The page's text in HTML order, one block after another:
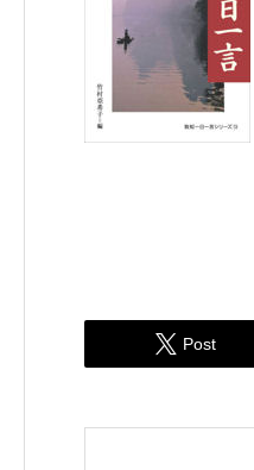
 Post